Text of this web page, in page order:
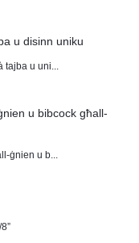
u uni...
ġnien u b...